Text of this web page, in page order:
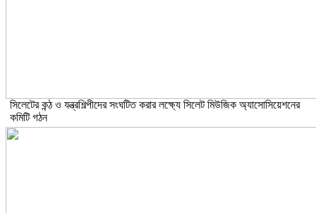
সিলেটের কন্ঠ ও যন্ত্রশিল্পীদের সংঘটিত করার লক্ষ্যে সিলেট মিউজিক অ্যাসোসিয়েশনের
কমিটি গঠন